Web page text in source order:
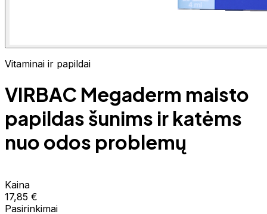
Vitaminai ir papildai
VIRBAC Megaderm maisto
papildas šunims ir katėms
nuo odos problemų
Kaina
17,85 €
Pasirinkimai